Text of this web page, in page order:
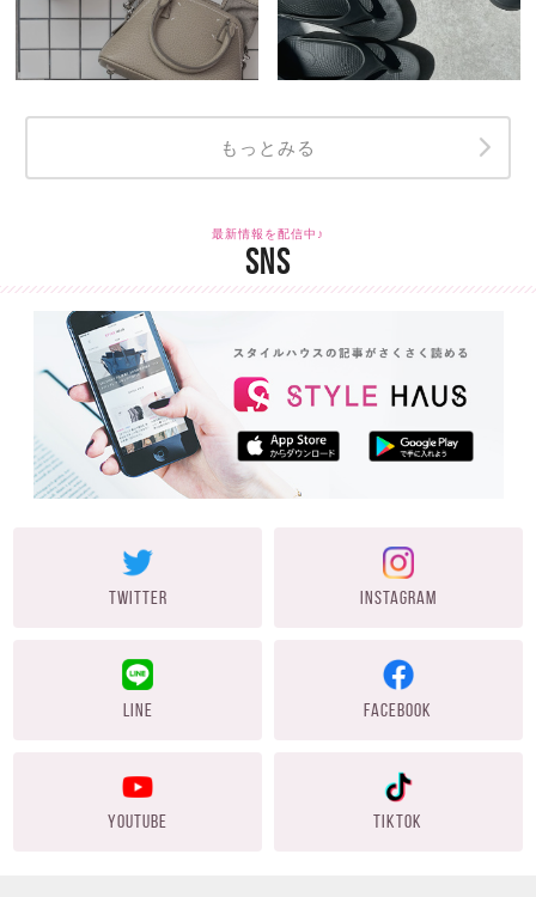
もっとみる
最新情報を配信中♪
SNS
TWITTER INSTAGRAM
LINE FACEBOOK
YOUTUBE TIKTOK